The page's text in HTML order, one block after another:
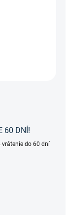
60 DNÍ!
vrátenie do 60 dní